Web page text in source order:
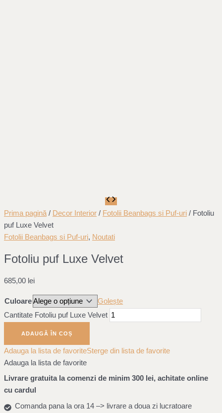
Prima pagină / Decor Interior / Fotolii Beanbags si Puf-uri / Fotoliu
puf Luxe Velvet
Fotolii Beanbags si Puf-uri, Noutati
Fotoliu puf Luxe Velvet
685,00 lei
Culoare
Golește
Cantitate Fotoliu puf Luxe Velvet
ADAUGĂ ÎN COȘ
Adauga la lista de favoriteSterge din lista de favorite
Adauga la lista de favorite
Livrare gratuita la comenzi de minim 300 lei, achitate online
cu cardul
Comanda pana la ora 14 –> livrare a doua zi lucratoare